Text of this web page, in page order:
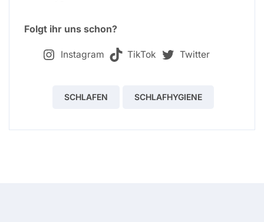
Folgt ihr uns schon?
Instagram TikTok Twitter
SCHLAFEN SCHLAFHYGIENE